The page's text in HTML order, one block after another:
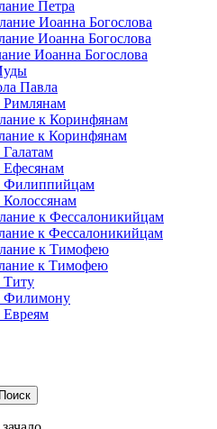
Петра
Иоанна Богослова
Иоанна Богослова
Иоанна Богослова
Павла
Римлянам
к Коринфянам
к Коринфянам
Ефесянам
Филиппийцам
к Фессалоникийцам
к Фессалоникийцам
к Тимофею
к Тимофею
Титу
Филимону
Евреям